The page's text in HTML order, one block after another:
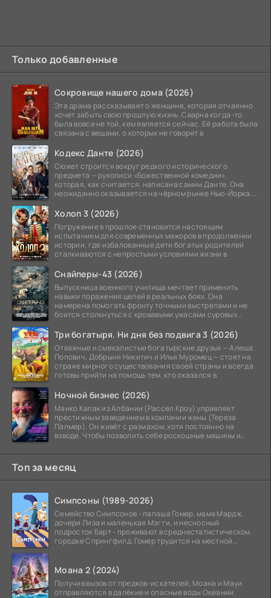
Только добавленные
Сокровище нашего дома (2026)
Эта драма рассказывает о женщине, которая отчаянно
хочет забыть свою прошлую жизнь. Сварна когда-то
была вовсе не той, кем является сейчас. Её работа была
связана с вещами, о которых не говорят в
Кодекс Данте (2026)
Сюжет строится вокруг редкого исторического
предмета — рукописи «Божественной комедии»,
которая, как считается, написана самим Данте. Она
неожиданно оказывается на чёрном рынке Нью-Йорка.
Холоп 3 (2026)
Погружение в прошлое становится настоящим
испытанием для современных мажоров в продолжении
истории, где избалованные дети богатых родителей
сталкиваются с непростыми условиями жизни в
Снайперы-43 (2026)
Выпускница военного училища мечтает применить
навыки поражения целей в реальных боях. Она
намерена помогать фронту точными выстрелами и не
боится столкнуться с кровавыми ужасами суровых
Три богатыря. Ни дня без подвига 3 (2026)
Отважные и смекалистые богатырские друзья — Алеша
Попович, Добрыня Никитич и Илья Муромец — стоят на
страже мирного существования своей страны и всегда
готовы прийти на помощь тем, кто оказался в
Ночной бизнес (2026)
Манко Капак из Албании (Рассел Кроу) управляет
престижным заведением в компании жены (Тереза
Палмер). Он живёт с размахом, хотя постоянно на
взводе. Чтобы позволить себе роскошные машины и
Топ за месяц
Симпсоны (1989-2026)
Семейство Симпсонов - папаша Гомер, мама Мардж,
дочери Лиза и маленькая Мэгги, и несносный
подросток Барт - проживают в среднестатистическом
городке Спрингфилд. Гомер трудится на местной
Моана 2 (2024)
Получив вызов от предков-искателей, Моана и Мауи
отправляются в далёкие и опасные воды Океании.